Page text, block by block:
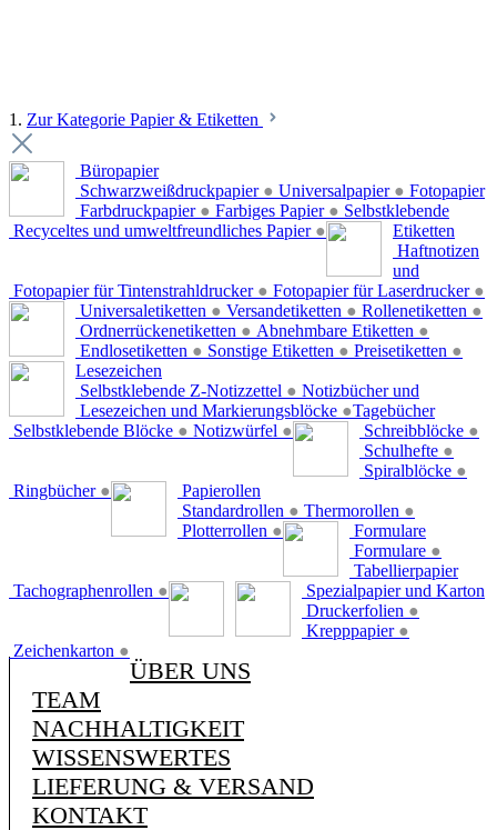
1. Zur Kategorie Papier & Etiketten
Büropapier
Schwarzweißdruckpapier ● Universalpapier ●
Farbdruckpapier ● Farbiges Papier ●
Recyceltes und umweltfreundliches Papier ●
Fotopapier
Fotopapier für Tintenstrahldrucker ● Fotopapier für Laserdrucker ●
Selbstklebende
Etiketten
Universaletiketten ● Versandetiketten ● Rollenetiketten ●
Ordnerrückenetiketten ● Abnehmbare Etiketten ●
Endlosetiketten ● Sonstige Etiketten ● Preisetiketten ●
Haftnotizen
und
Lesezeichen
Selbstklebende Z-Notizzettel ●
Lesezeichen und Markierungsblöcke ●
Selbstklebende Blöcke ● Notizwürfel ●
Notizbücher und
Tagebücher
Schreibblöcke ●
Schulhefte ●
Spiralblöcke ●
Ringbücher ●
Papierollen
Standardrollen ● Thermorollen ●
Plotterrollen ●
Formulare
Formulare ●
Tachographenrollen ●
Tabellierpapier
Spezialpapier und Karton
Druckerfolien ●
Krepppapier ●
Zeichenkarton ●
ÜBER UNS
TEAM
NACHHALTIGKEIT
WISSENSWERTES
LIEFERUNG & VERSAND
KONTAKT